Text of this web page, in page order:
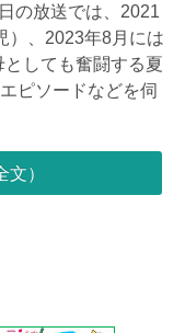
の放送では、2021
）、2023年8月には
しても奮闘する夏
ピソードなどを伺
）